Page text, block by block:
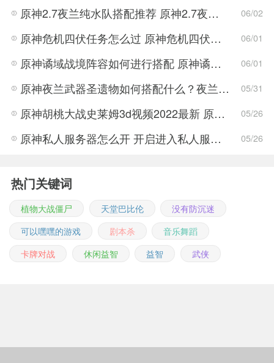
原神2.7夜兰纯水队搭配推荐 原神2.7夜兰纯水队搭配方法 06/02
原神危机四伏任务怎么过 原神危机四伏解密技巧 06/01
原神谲域战境阵容如何进行搭配 原神谲域战境阵容推荐 06/01
原神夜兰武器圣遗物如何搭配什么？夜兰武器圣遗物搭配推荐攻略 05/31
原神胡桃大战史莱姆3d视频2022最新 原神胡桃大战史莱姆3d视频完整版 05/26
原神私人服务器怎么开 开启进入私人服务器详细介绍 05/26
热门关键词
植物大战僵尸 天堂巴比伦
没有防沉迷
可以嘿嘿的游戏
剧本杀
音乐舞蹈
卡牌对战
休闲益智 益智 武侠